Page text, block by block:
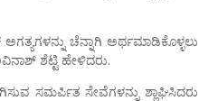
ಚೆನ್ನಾಗಿ ಅರ್ಥಮಾಡಿಕೊಳ್ಳಲು
ಶೆಟ್ಟಿ ಹೇಳಿದರು.
ಸಮರ್ಪಿತ ಸೇವೆಗಳನ್ನು ಶ್ಲಾಘಿಸಿದರು